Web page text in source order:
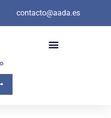
contacto@aada.es